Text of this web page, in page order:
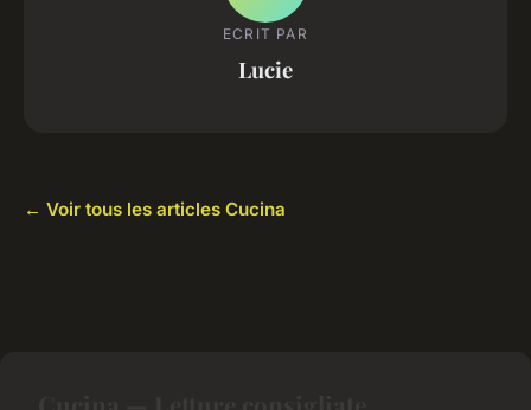
ECRIT PAR
Lucie
← Voir tous les articles Cucina